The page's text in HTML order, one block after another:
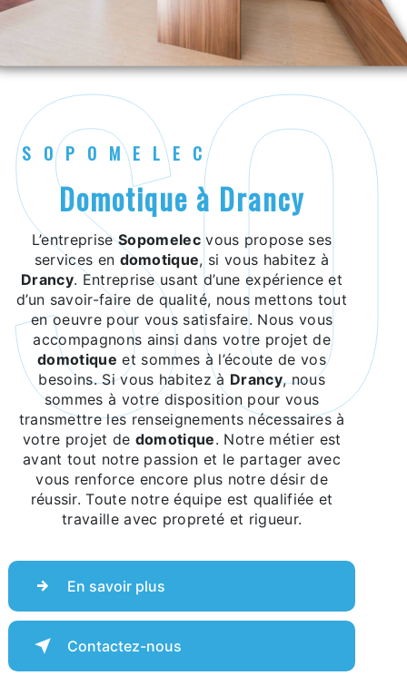
SOPOMELEC
domotique à Drancy
L’entrepriseSopomelecvous propose ses
services en domotique, si vous habitez à
Drancy. Entreprise usant d’une expérience et
d’un savoir-faire de qualité, nous mettons tout
en oeuvre pour vous satisfaire. Nous vous
accompagnons ainsi dans votre projet de
domotique et sommes à l’écoute de vos
besoins. Si vous habitez à Drancy, nous
sommes à votre disposition pour vous
transmettre les renseignements nécessaires à
votre projet de domotique. Notre métier est
avant tout notre passion et le partager avec
vous renforce encore plus notre désir de
réussir. Toute notre équipe est qualifiée et
travaille avec propreté et rigueur.
En savoir plus
Contactez-nous